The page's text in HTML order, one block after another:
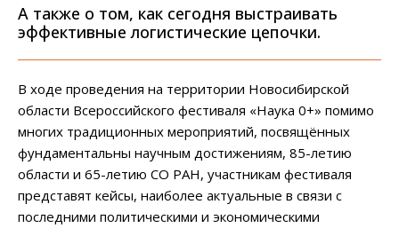
А также о том, как сегодня выстраивать
эффективные логистические цепочки.
В ходе проведения на территории Новосибирской
области Всероссийского фестиваля «Наука 0+» помимо
многих традиционных мероприятий, посвящённых
фундаментальны научным достижениям, 85-летию
области и 65-летию СО РАН, участникам фестиваля
представят кейсы, наиболее актуальные в связи с
последними политическими и экономическими